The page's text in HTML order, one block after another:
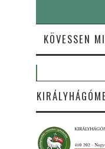
KÖVESSEN